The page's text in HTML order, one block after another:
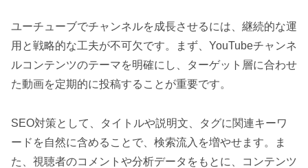
ユーチューブでチャンネルを成長させるには、継続的な運
用と戦略的な工夫が不可欠です。まず、YouTubeチャンネ
ルコンテンツのテーマを明確にし、ターゲット層に合わせ
た動画を定期的に投稿することが重要です。
SEO対策として、タイトルや説明文、タグに関連キーワ
ードを自然に含めることで、検索流入を増やせます。ま
た、視聴者のコメントや分析データをもとに、コンテンツ